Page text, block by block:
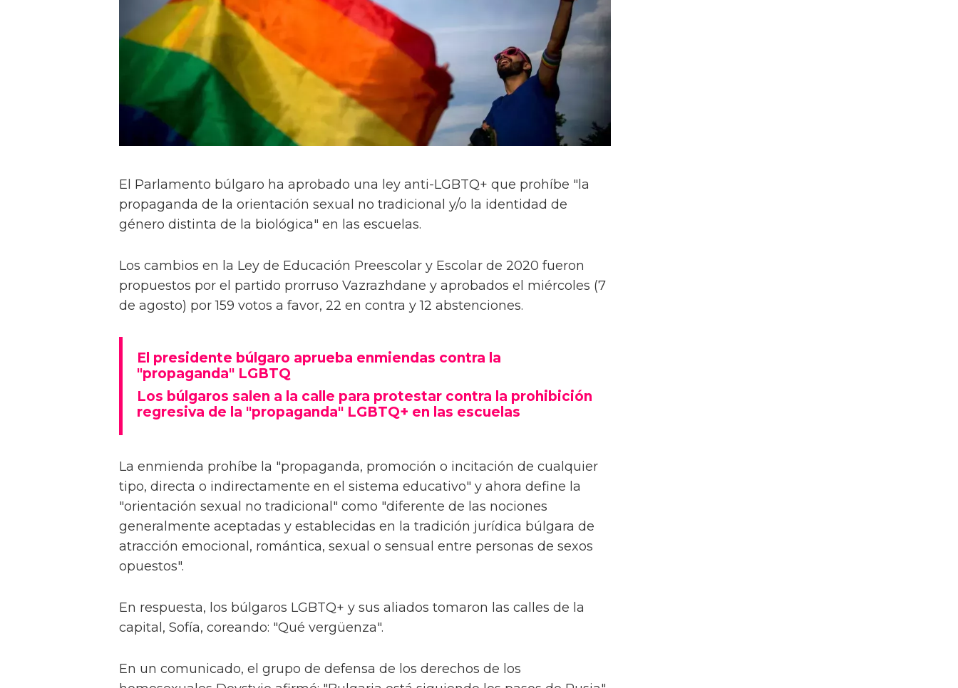
El Parlamento búlgaro ha aprobado una ley anti-LGBTQ+ que prohíbe "la
propaganda de la orientación sexual no tradicional y/o la identidad de
género distinta de la biológica" en las escuelas.
Los cambios en la Ley de Educación Preescolar y Escolar de 2020 fueron
propuestos por el partido prorruso Vazrazhdane y aprobados el miércoles (7
de agosto) por 159 votos a favor, 22 en contra y 12 abstenciones.
El presidente búlgaro aprueba enmiendas contra la
"propaganda" LGBTQ
Los búlgaros salen a la calle para protestar contra la prohibición
regresiva de la "propaganda" LGBTQ+ en las escuelas
La enmienda prohíbe la "propaganda, promoción o incitación de cualquier
tipo, directa o indirectamente en el sistema educativo" y ahora define la
"orientación sexual no tradicional" como "diferente de las nociones
generalmente aceptadas y establecidas en la tradición jurídica búlgara de
atracción emocional, romántica, sexual o sensual entre personas de sexos
opuestos".
En respuesta, los búlgaros LGBTQ+ y sus aliados tomaron las calles de la
capital, Sofía, coreando: "Qué vergüenza".
En un comunicado, el grupo de defensa de los derechos de los